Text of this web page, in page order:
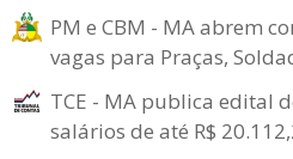
PM e CBM - MA abrem
vagas para Praças,
TCE - MA publica edital
salários de até R$